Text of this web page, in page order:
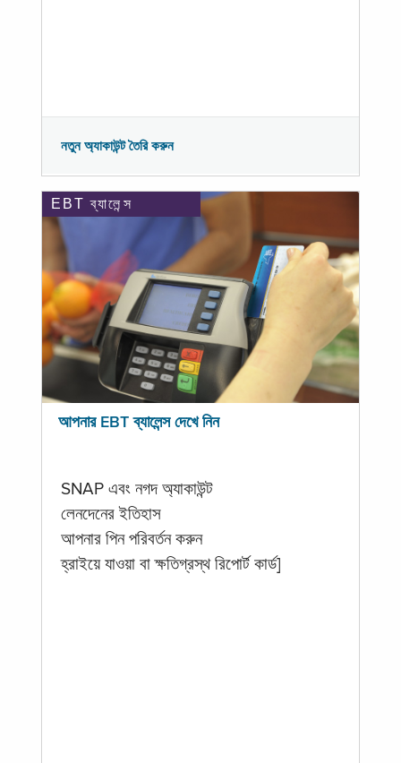
নতুন অ্যাকাউন্ট তৈরি করুন
EBT ব্যালেন্স
আপনার EBT ব্যালেন্স দেখে নিন
SNAP এবং নগদ অ্যাকাউন্ট
লেনদেনের ইতিহাস
আপনার পিন পরিবর্তন করুন
হ্রাইয়ে যাওয়া বা ক্ষতিগ্রস্থ রিপোর্ট কার্ড]